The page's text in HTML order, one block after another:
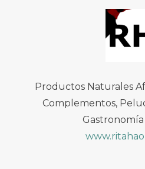
Productos Naturales
Complementos,
Gastronomía